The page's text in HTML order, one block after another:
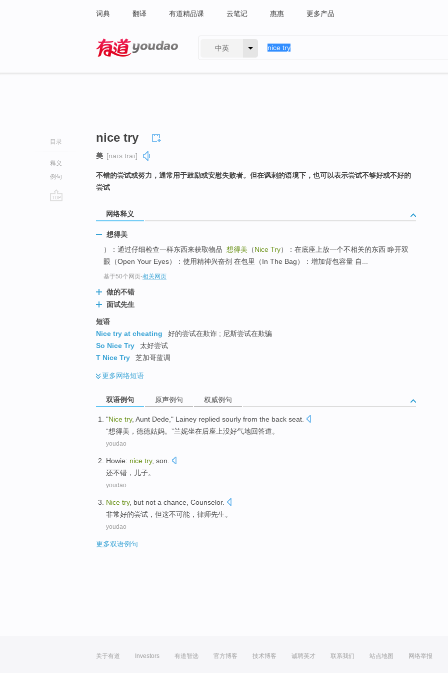
词典 翻译 有道精品课 云笔记 惠惠 更多产品
中英
目录
释义
例句
nice try
美 [naɪs traɪ]
不错的尝试或努力，通常用于鼓励或安慰失败者。但在讽刺的语境下，也可以表示尝试不够好或不好的
尝试
网络释义
想得美
）：通过仔细检查一样东西来获取物品 想得美 （Nice Try）：在底座上放一个不相关的东西 睁开双
眼（Open Your Eyes）：使用精神兴奋剂 在包里（In The Bag）：增加背包容量 自...
基于50个网页-相关网页
做的不错
面试先生
短语
Nice try at cheating
好的尝试在欺诈 ; 尼斯尝试在欺骗
So Nice Try
太好尝试
T Nice Try
芝加哥蓝调
更多网络短语
双语例句 原声例句 权威例句
"Nice try, Aunt Dede," Lainey replied sourly from the back seat.
“想得美，德德姑妈。”兰妮坐在后座上没好气地回答道。
youdao
Howie: nice try, son
还不错 ， 儿子。
youdao
Nice try, but not a chance Counselor.
非常好的尝试 ， 但这不可能 ， 律师先生。
youdao
更多双语例句
关于有道 Investors 有道智选 官方博客 技术博客 诚聘英才 联系我们 站点地图 网络举报